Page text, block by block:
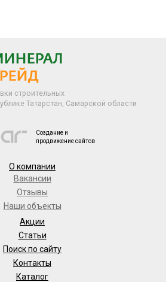
строительных
Татарстан, Самарской области
Создание и
продвижение сайтов
О компании
Вакансии
Отзывы
Наши объекты
Акции
Статьи
Поиск по сайту
Контакты
Каталог